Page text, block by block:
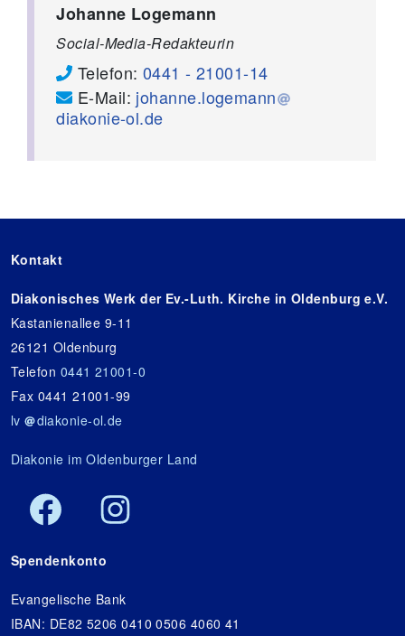
Johanne Logemann
Social-Media-Redakteurin
Telefon: 0441 - 21001-14
E-Mail: johanne.logemann
diakonie-ol.de
Kontakt
Diakonisches Werk der Ev.-Luth. Kirche in Oldenburg e.V.
Kastanienallee 9-11
26121 Oldenburg
Telefon 0441 21001-0
Fax 0441 21001-99
lv
diakonie-ol.de
Diakonie im Oldenburger Land
Spendenkonto
Evangelische Bank
IBAN: DE82 5206 0410 0506 4060 41